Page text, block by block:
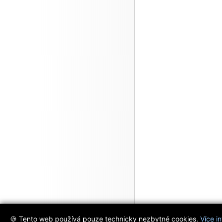
🍪 Tento web používá pouze technicky nezbytné cookies. Více